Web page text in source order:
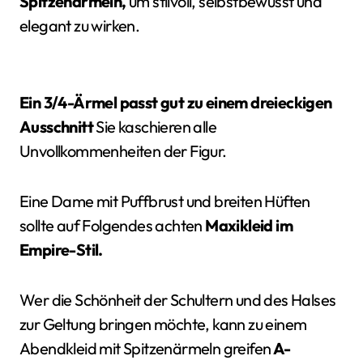
elegant zu wirken.
Ein 3/4-Ärmel passt gut zu einem dreieckigen
AusschnittSie kaschieren alle
Unvollkommenheiten der Figur.
Eine Dame mit Puffbrust und breiten Hüften
sollte auf Folgendes achten Maxikleid im
Empire-Stil.
Wer die Schönheit der Schultern und des Halses
zur Geltung bringen möchte, kann zu einem
Abendkleid mit Spitzenärmeln greifenA-